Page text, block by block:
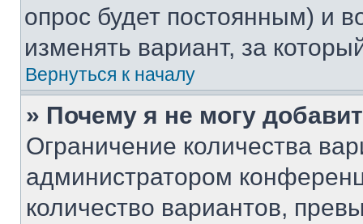
опрос будет постоянным) и
изменять вариант, за
Вернуться к началу
» Почему я не могу
Ограничение количества
администратором
количество вариантов,